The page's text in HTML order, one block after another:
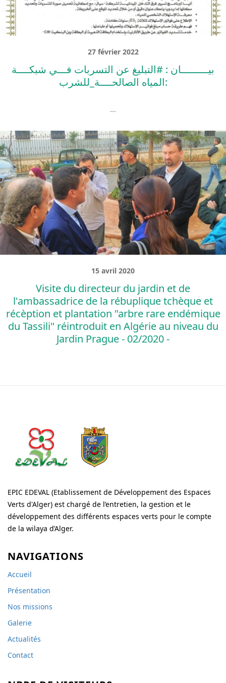
27 février 2022
بيـــــــــان : #التبليغ عن التسربات فـــي شبكــــة
المياه الصالحــــة_للشرب:
...
15 avril 2020
Visite du directeur du jardin et de
l'ambassadrice de la rébuplique tchèque et
récèption et plantation "arbre rare endémique
du Tassili" réintroduit en Algérie au niveau du
Jardin Prague - 02/2020 -
EPIC EDEVAL (Etablissement de Développement des Espaces
Verts d'Alger) est chargé de l’entretien, la gestion et le
développement des différents espaces verts pour le compte
de la wilaya d’Alger.
NAVIGATIONS
Accueil
Présentation
Nos missions
Galerie
Actualités
Contact